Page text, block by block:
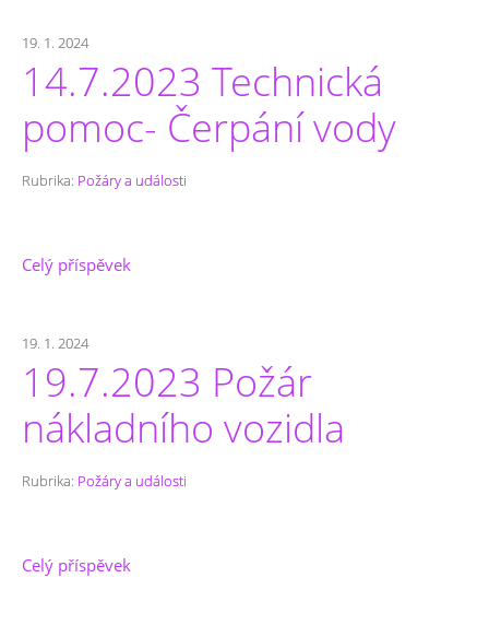
19. 1. 2024
14.7.2023 Technická
pomoc- Čerpání vody
Rubrika: Požáry a události
Celý příspěvek
19. 1. 2024
19.7.2023 Požár
nákladního vozidla
Rubrika: Požáry a události
Celý příspěvek